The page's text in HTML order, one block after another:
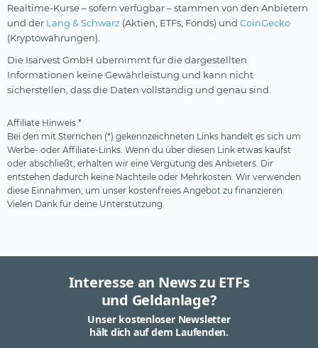
Realtime-Kurse – sofern verfügbar – stammen von den Anbietern
und der Lang & Schwarz (Aktien, ETFs, Fonds) und CoinGecko
(Kryptowährungen).
Die Isarvest GmbH übernimmt für die dargestellten
Informationen keine Gewährleistung und kann nicht
sicherstellen, dass die Daten vollständig und genau sind.
Affiliate Hinweis *
Bei den mit Sternchen (*) gekennzeichneten Links handelt es sich um
Werbe- oder Affiliate-Links. Wenn du über diesen Link etwas kaufst
oder abschließt, erhalten wir eine Vergütung des Anbieters. Dir
entstehen dadurch keine Nachteile oder Mehrkosten. Wir verwenden
diese Einnahmen, um unser kostenfreies Angebot zu finanzieren.
Vielen Dank für deine Unterstützung.
Interesse an News zu ETFs
und Geldanlage?
Unser kostenloser Newsletter
hält dich auf dem Laufenden.